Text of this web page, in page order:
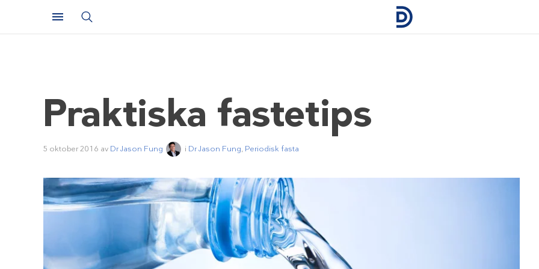
Praktiska fastetips
5 oktober 2016 av Dr Jason Fung i Dr Jason Fung, Periodisk fasta